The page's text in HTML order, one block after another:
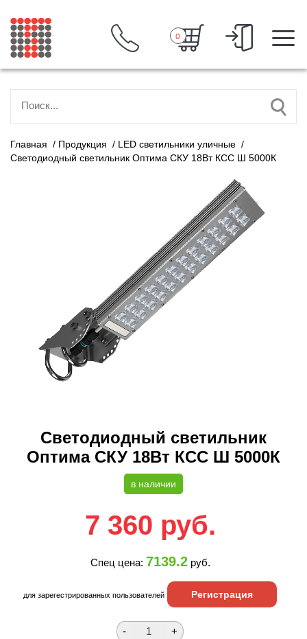
0
Главная / Продукция / LED светильники уличные /
Светодиодный светильник Оптима СКУ 18Вт КСС Ш 5000К
Светодиодный светильник
Оптима СКУ 18Вт КСС Ш 5000К
в наличии
7 360 руб.
Спец цена: 7139.2руб.
для зарегестрированных пользователей Регистрация